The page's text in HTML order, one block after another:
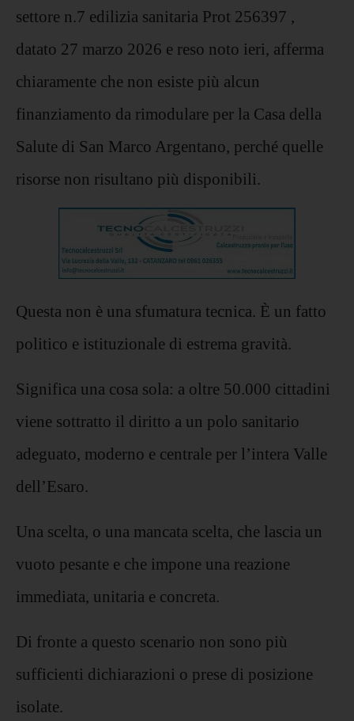
settore n.7 edilizia sanitaria Prot 256397 ,
datato 27 marzo 2026 e reso noto ieri, afferma
chiaramente che non esiste più alcun
finanziamento da rimodulare per la Casa della
Salute di San Marco Argentano, perché quelle
risorse non risultano più disponibili.
Questa non è una sfumatura tecnica. È un fatto
politico e istituzionale di estrema gravità.
Significa una cosa sola: a oltre 50.000 cittadini
viene sottratto il diritto a un polo sanitario
adeguato, moderno e centrale per l’intera Valle
dell’Esaro.
Una scelta, o una mancata scelta, che lascia un
vuoto pesante e che impone una reazione
immediata, unitaria e concreta.
Di fronte a questo scenario non sono più
sufficienti dichiarazioni o prese di posizione
isolate.